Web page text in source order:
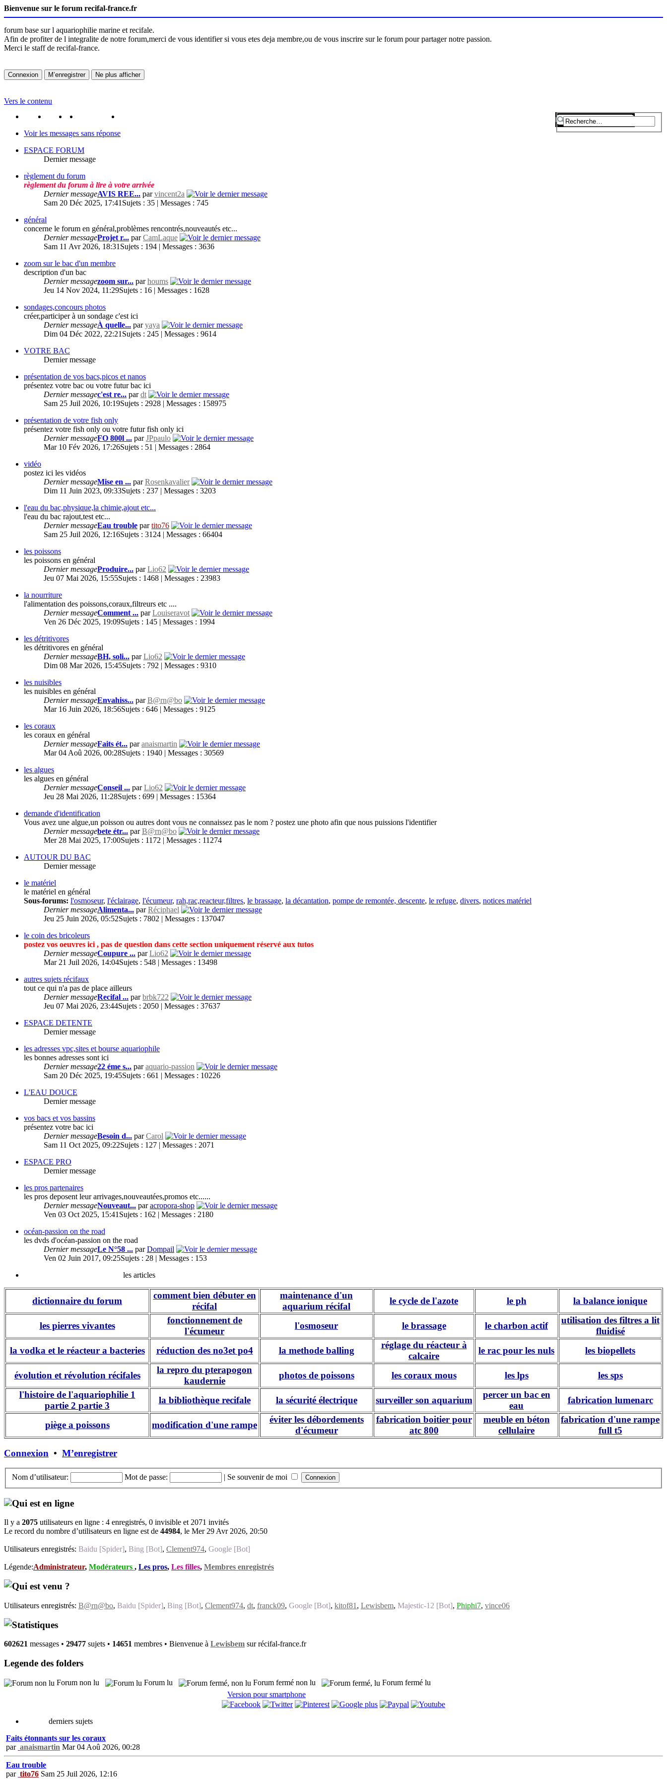
Bienvenue sur le forum recifal-france.fr
forum base sur l aquariophilie marine et recifale.
Afin de profiter de l integralite de notre forum,merci de vous identifier si vous etes deja membre,ou de vous inscrire sur le forum pour partager notre passion.
Merci le staff de recifal-france.
Vers le contenu
portail
forum faq m'enregister
Voir les messages sans réponse
ESPACE FORUM
Dernier message
règlement du forum
règlement du forum à lire à votre arrivée
Dernier messageAVIS REE... parvincent2a
Sam 20 Déc 2025, 17:41 Sujets : 35 | Messages : 745
général
concerne le forum en général,problèmes rencontrés,nouveautés etc...
Dernier messageProjet r... parCamLaque
Sam 11 Avr 2026, 18:31 Sujets : 194 | Messages : 3636
zoom sur le bac d'un membre
description d'un bac
Dernier messagezoom sur... parhoums
Jeu 14 Nov 2024, 11:29Sujets : 16 | Messages : 1628
sondages,concours photos
créer,participer à un sondage c'est ici
Dernier messageÀ quelle... paryaya
Dim 04 Déc 2022, 22:21 Sujets : 245 | Messages : 9614
VOTRE BAC
Dernier message
présentation de vos bacs,picos et nanos
présentez votre bac ou votre futur bac ici
Dernier messagec'est re... pardt
Sam 25 Juil 2026, 10:19Sujets : 2928 | Messages : 158975
présentation de votre fish only
présentez votre fish only ou votre futur fish only ici
Dernier messageFO 800l ... parJPpaulo
Mar 10 Fév 2026, 17:26Sujets : 51 | Messages : 2864
vidéo
postez ici les vidéos
Dernier messageMise en ... parRosenkavalier
Dim 11 Juin 2023, 09:33Sujets : 237 | Messages : 3203
l'eau du bac,physique,la chimie,ajout etc...
l'eau du bac rajout,test etc...
Dernier messageEau trouble partito76
Sam 25 Juil 2026, 12:16Sujets : 3124 | Messages : 66404
les poissons
les poissons en général
Dernier messageProduire... parLio62
Jeu 07 Mai 2026, 15:55Sujets : 1468 | Messages : 23983
la nourriture
l'alimentation des poissons,coraux,filtreurs etc ....
Dernier messageComment ... parLouiseravot
Ven 26 Déc 2025, 19:09Sujets : 145 | Messages : 1994
les détritivores
les détritivores en général
Dernier messageBH, soli... parLio62
Dim 08 Mar 2026, 15:45Sujets : 792 | Messages : 9310
les nuisibles
les nuisibles en général
Dernier messageEnvahiss... parB@rn@bo
Mar 16 Juin 2026, 18:56Sujets : 646 | Messages : 9125
les coraux
les coraux en général
Dernier messageFaits ét... paranaismartin
Mar 04 Aoû 2026, 00:28Sujets : 1940 | Messages : 30569
les algues
les algues en général
Dernier messageConseil ... parLio62
Jeu 28 Mai 2026, 11:28Sujets : 699 | Messages : 15364
demande d'identification
Vous avez une algue,un poisson ou autres dont vous ne connaissez pas le nom ? postez une photo afin que nous puissions l'identifier
Dernier messagebete étr... parB@rn@bo
Mer 28 Mai 2025, 17:00Sujets : 1172 | Messages : 11274
AUTOUR DU BAC
Dernier message
le matériel
le matériel en général
Sous-forums: l'osmoseur, l'éclairage, l'écumeur, rah,rac,reacteur,filtres, le brassage, la décantation, pompe de remontée, descente, le refuge, divers, notices matériel
Dernier messageAlimenta... parRéciphael
Jeu 25 Juin 2026, 05:52Sujets : 7802 | Messages : 137047
le coin des bricoleurs
postez vos oeuvres ici , pas de question dans cette section uniquement réservé aux tutos
Dernier messageCoupure ... parLio62
Mar 21 Juil 2026, 14:04Sujets : 548 | Messages : 13498
autres sujets récifaux
tout ce qui n'a pas de place ailleurs
Dernier messageRecifal ... parbrbk722
Jeu 07 Mai 2026, 23:44Sujets : 2050 | Messages : 37637
ESPACE DETENTE
Dernier message
les adresses vpc,sites et bourse aquariophile
les bonnes adresses sont ici
Dernier message22 éme s... paraquario-passion
Sam 20 Déc 2025, 19:45Sujets : 661 | Messages : 10226
L'EAU DOUCE
Dernier message
vos bacs et vos bassins
présentez votre bac ici
Dernier messageBesoin d... parCarol
Sam 11 Oct 2025, 09:22Sujets : 127 | Messages : 2071
ESPACE PRO
Dernier message
les pros partenaires
les pros deposent leur arrivages,nouveautées,promos etc......
Dernier messageNouveaut... paracropora-shop
Ven 03 Oct 2025, 15:41 Sujets : 162 | Messages : 2180
océan-passion on the road
les dvds d'océan-passion on the road
Dernier messageLe N°58 ... parDompail
Ven 02 Juin 2017, 09:25Sujets : 28 | Messages : 153
les articles
dictionnaire du forum
comment bien débuter en
récifal
maintenance d'un
aquarium récifal
le cycle de l'azote le ph la balance ionique
les pierres vivantes
fonctionnement de
l'écumeur
l'osmoseur le brassage le charbon actif
utilisation des filtres a lit
fluidisé
la vodka et le réacteur a bacteries
réduction des no3et po4 la methode balling
réglage du réacteur à
calcaire
le rac pour les nuls les biopellets
évolution et révolution récifales
la repro du pterapogon
kaudernie
photos de poissons les coraux mous les lps
les sps
l'histoire de l'aquariophilie 1
partie 2 partie 3
la bibliothèque recifale la sécurité électrique surveiller son aquarium
percer un bac en
eau
fabrication lumenarc
piège a poissons modification d'une rampe
éviter les débordements
d'écumeur
fabrication boitier pour
atc 800
meuble en béton
cellulaire
fabrication d'une rampe
full t5
Connexion • M’enregistrer
Nom d’utilisateur: Mot de passe: | Se souvenir de moi
Qui est en ligne
Il y a 2075 utilisateurs en ligne : 4 enregistrés, 0 invisible et 2071 invités
Le record du nombre d’utilisateurs en ligne est de 44984, le Mer 29 Avr 2026, 20:50
Utilisateurs enregistrés: Baidu [Spider], Bing [Bot], Clement974, Google [Bot]
Légende:Administrateur, Modérateurs , Les pros, Les filles, Membres enregistrés
Qui est venu ?
Utilisateurs enregistrés: B@rn@bo, Baidu [Spider], Bing [Bot], Clement974, dt, franck09, Google [Bot], kitof81 , Lewisbem, Majestic-12 [Bot], Phiphi7, vince06
Statistiques
602621 messages • 29477 sujets • 14651 membres • Bienvenue à Lewisbem sur récifal-france.fr
Legende des folders
Forum non lu Forum lu Forum fermé non lu
Forum fermé lu
Version pour smartphone
derniers sujets
Faits étonnants sur les coraux
par anaismartin Mar 04 Aoû 2026, 00:28
Eau trouble
par tito76 Sam 25 Juil 2026, 12:16